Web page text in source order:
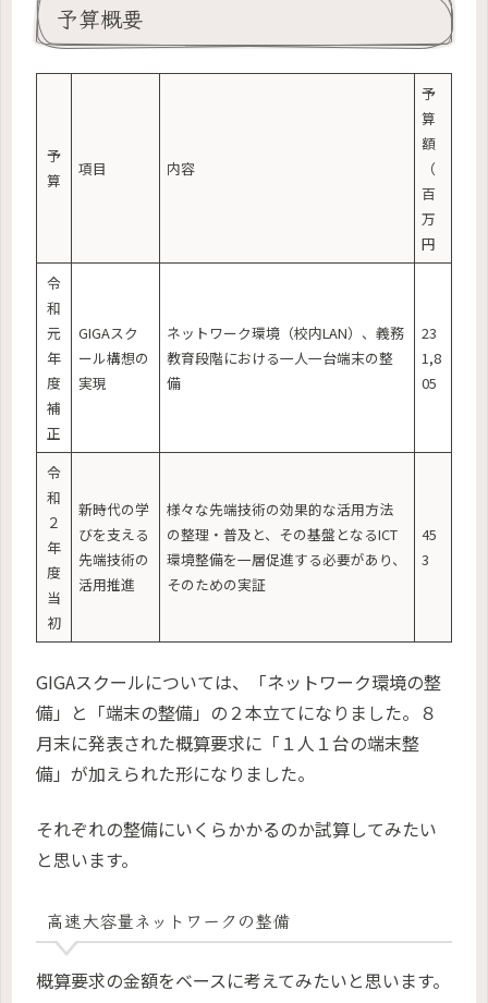
予算概要
予
算
項目 内容
予
算
額
（
百
万
円
令
和
元
年
度
補
正
GIGAスク
ール構想の
実現
ネットワーク環境（校内LAN）、義務
教育段階における一人一台端末の整
備
23
1,8
05
令
和
２
年
度
当
初
新時代の学
びを支える
先端技術の
活用推進
様々な先端技術の効果的な活用方法
の整理・普及と、その基盤となるICT
環境整備を一層促進する必要があり、
そのための実証
45
3
GIGAスクールについては、「ネットワーク環境の整
備」と「端末の整備」の２本立てになりました。８
月末に発表された概算要求に「１人１台の端末整
備」が加えられた形になりました。
それぞれの整備にいくらかかるのか試算してみたい
と思います。
高速大容量ネットワークの整備
概算要求の金額をベースに考えてみたいと思います。